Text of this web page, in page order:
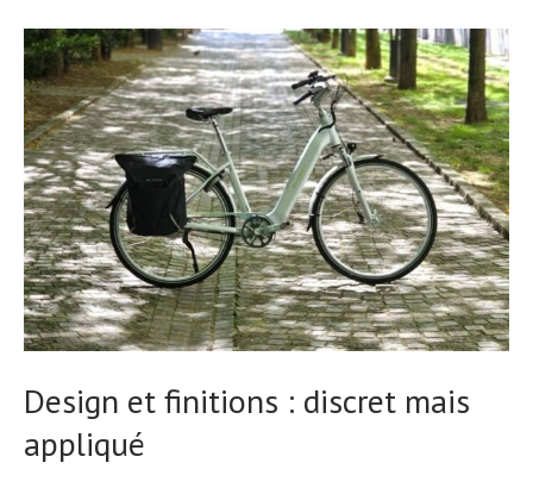
Design et finitions : discret mais
appliqué
Technologies
Tests de produits
Conseils